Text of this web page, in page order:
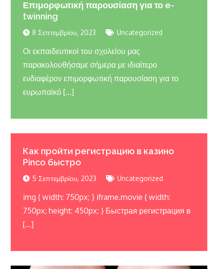
Επιμορφωτική παρουσίαση για το e-
twinning
8 Σεπτεμβρίου, 2023 Uncategorized
Οι εκπαιδευτικοί του σχολείου μας
παρακολουθήσαμε σήμερα με ιδιαίτερο
ενδιαφέρον επιμορφωτική παρουσίαση για το
ευρωπαϊκό […]
Как пройти регистрацию в казино
Pinco быстро
5 Σεπτεμβρίου, 2023 Uncategorized
img { width: 750px; } iframe.movie { width:
750px; height: 450px; } Быстрая регистрация в
[…]